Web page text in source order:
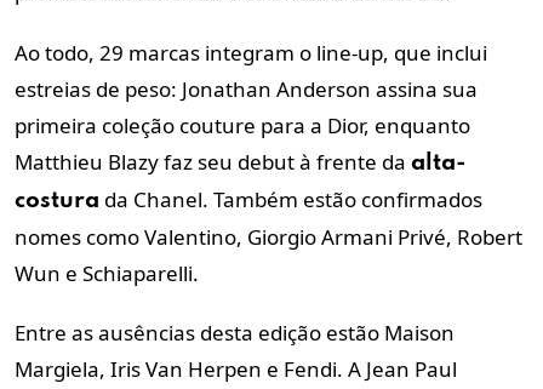
Ao todo, 29 marcas integram o line-up, que inclui
estreias de peso: Jonathan Anderson assina sua
primeira coleção couture para a Dior, enquanto
Matthieu Blazy faz seu debut à frente da alta-
costura da Chanel. Também estão confirmados
nomes como Valentino, Giorgio Armani Privé, Robert
Wun e Schiaparelli.
Entre as ausências desta edição estão Maison
Margiela, Iris Van Herpen e Fendi. A Jean Paul